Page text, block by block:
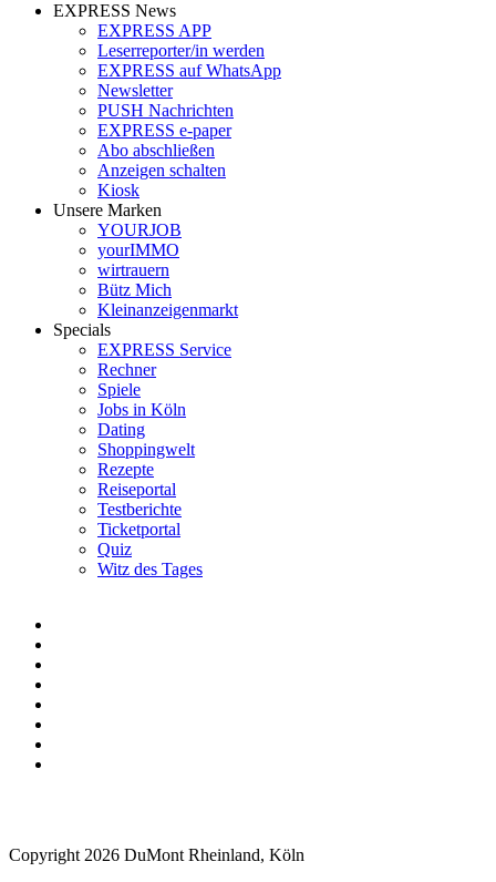
EXPRESS News
EXPRESS APP
Leserreporter/in werden
EXPRESS auf WhatsApp
Newsletter
PUSH Nachrichten
EXPRESS e-paper
Abo abschließen
Anzeigen schalten
Kiosk
Unsere Marken
YOURJOB
yourIMMO
wirtrauern
Bütz Mich
Kleinanzeigenmarkt
Specials
EXPRESS Service
Rechner
Spiele
Jobs in Köln
Dating
Shoppingwelt
Rezepte
Reiseportal
Testberichte
Ticketportal
Quiz
Witz des Tages
Copyright 2026 DuMont Rheinland, Köln